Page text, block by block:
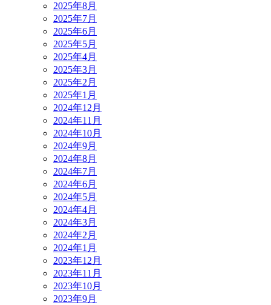
2025年8月
2025年7月
2025年6月
2025年5月
2025年4月
2025年3月
2025年2月
2025年1月
2024年12月
2024年11月
2024年10月
2024年9月
2024年8月
2024年7月
2024年6月
2024年5月
2024年4月
2024年3月
2024年2月
2024年1月
2023年12月
2023年11月
2023年10月
2023年9月